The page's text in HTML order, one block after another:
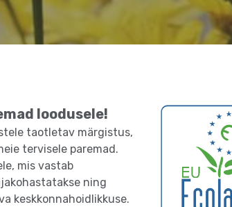
loodusele!
taotletav märgistus,
tervisele paremad.
mis vastab
ning
keskkonnahoidlikkuse.